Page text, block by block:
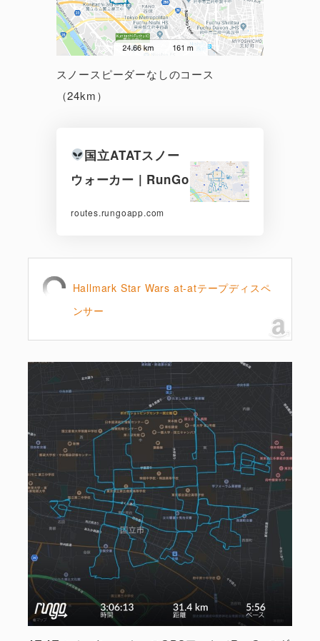
スノースピーダーなしのコース
（24km）
国立ATATスノー
ウォーカー | RunGo
routes.rungoapp.com
Hallmark Star Wars at-atテープディスペ
ンサー